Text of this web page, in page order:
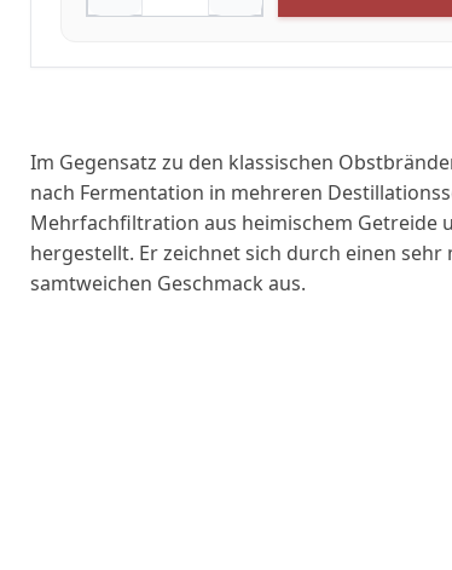
Im Gegensatz zu den klassischen
nach Fermentation in mehreren
Mehrfachfiltration aus heimischem Getreide
hergestellt. Er zeichnet sich durch einen sehr
samtweichen Geschmack aus.